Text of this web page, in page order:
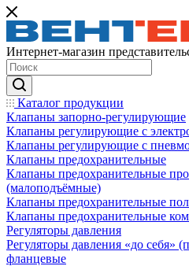
Интернет-магазин
Каталог продукции
Клапаны запорно-регулирующие
Клапаны регулирующие с
Клапаны регулирующие с
Клапаны предохранительные
Клапаны предохранительные
(малоподъёмные)
Клапаны предохранительные
Клапаны предохранительные
Регуляторы давления
Регуляторы давления «до себя»
фланцевые